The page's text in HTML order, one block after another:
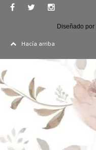
Diseñado por
Hacía arriba